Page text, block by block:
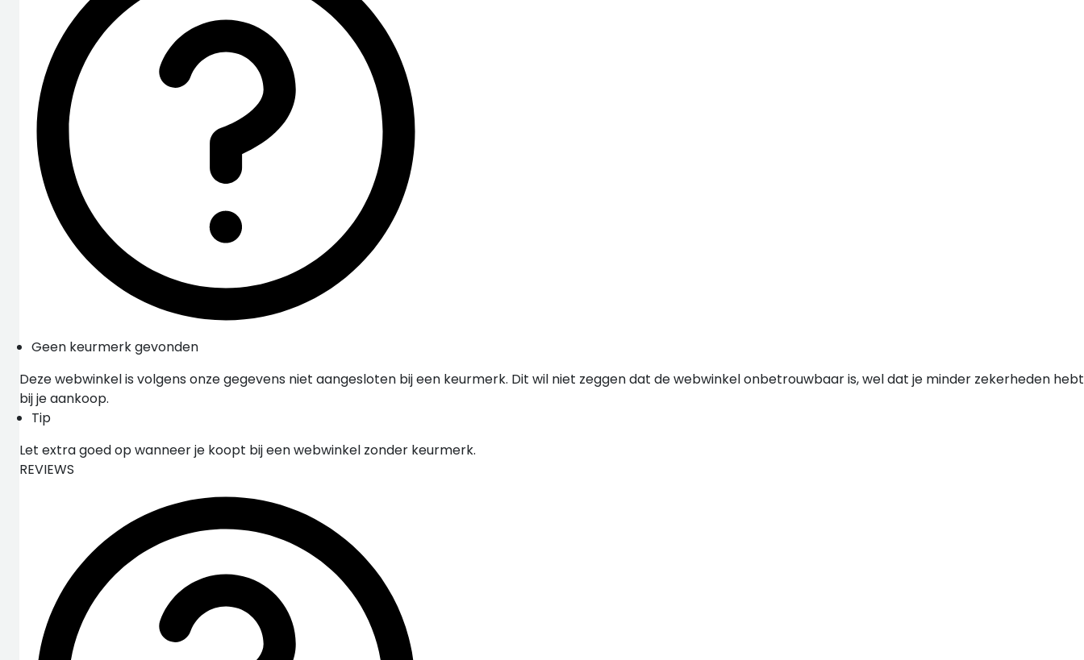
Geen keurmerk gevonden
Deze webwinkel is volgens onze gegevens niet aangesloten bij een keurmerk. Dit wil niet zeggen dat de webwinkel onbetrouwbaar is, wel dat je minder zekerheden hebt
bij je aankoop.
Tip
Let extra goed op wanneer je koopt bij een webwinkel zonder keurmerk.
REVIEWS